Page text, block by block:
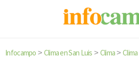
Infocampo > Clima en San Luis > Clima>Clima